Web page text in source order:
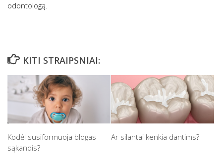
odontologą.
KITI STRAIPSNIAI:
Kodėl susiformuoja blogas
sąkandis?
Ar silantai kenkia dantims?